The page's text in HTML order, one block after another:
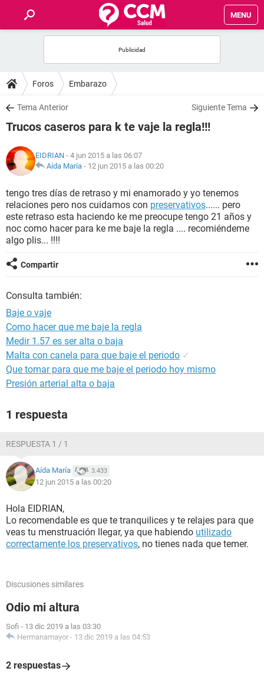
MENU
FOROS
SALUD
NUTRICIÓN
BIENESTAR
SEXUALIDAD
GLOSARIO
Foros Embarazo
Tema Anterior Siguiente Tema
Trucos caseros para k te vaje la regla!!!
EIDRIAN - 4 jun 2015 a las 06:07
Aída María - 12 jun 2015 a las 00:20
tengo tres días de retraso y mi enamorado y yo tenemos
relaciones pero nos cuidamos con preservativos...... pero
este retraso esta haciendo ke me preocupe tengo 21 años y
noc como hacer para ke me baje la regla .... recomiéndeme
algo plis... !!!!
Compartir
Consulta también:
Baje o vaje
Como hacer que me baje la regla
Medir 1.57 es ser alta o baja
Malta con canela para que baje el periodo ✓
Que tomar para que me baje el periodo hoy mismo
Presión arterial alta o baja
1 respuesta
RESPUESTA 1 / 1
Aída María 3.433
12 jun 2015 a las 00:20
Hola EIDRIAN,
Lo recomendable es que te tranquilices y te relajes para que
veas tu menstruación llegar, ya que habiendo utilizado
correctamente los preservativos, no tienes nada que temer.
Discusiones similares
Odio mi altura
Sofi - 13 dic 2019 a las 03:30
Hermanamayor - 13 dic 2019 a las 04:53
2 respuestas